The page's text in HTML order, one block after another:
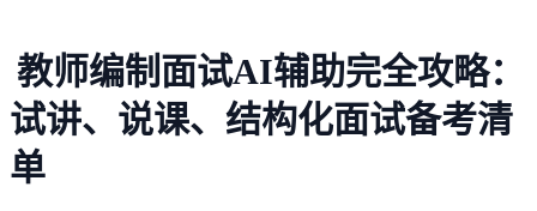
教师编制面试AI辅助完全攻略：
试讲、说课、结构化面试备考清
单